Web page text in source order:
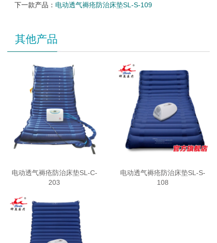
下一款产品： 电动透气褥疮防治床垫SL-S-109
其他产品
电动透气褥疮防治床垫SL-C-
203
电动透气褥疮防治床垫SL-S-
108